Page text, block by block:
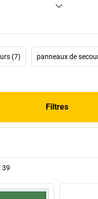
pour indiquer un itinéraire
européennes. La
conformité avec les
(7) panneaux de
Filtres
39